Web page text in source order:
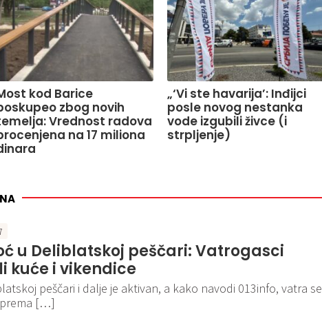
kod Barice
zbog novih
Vrednost radova
na 17 miliona
„‘Vi ste havarija’: Inđijci
posle novog nestanka
vode izgubili živce (i
strpljenje)
u Deliblatskoj peščari: Vatrogasci
kuće i vikendice
peščari i dalje je aktivan, a kako navodi 013info, vatra se
[…]